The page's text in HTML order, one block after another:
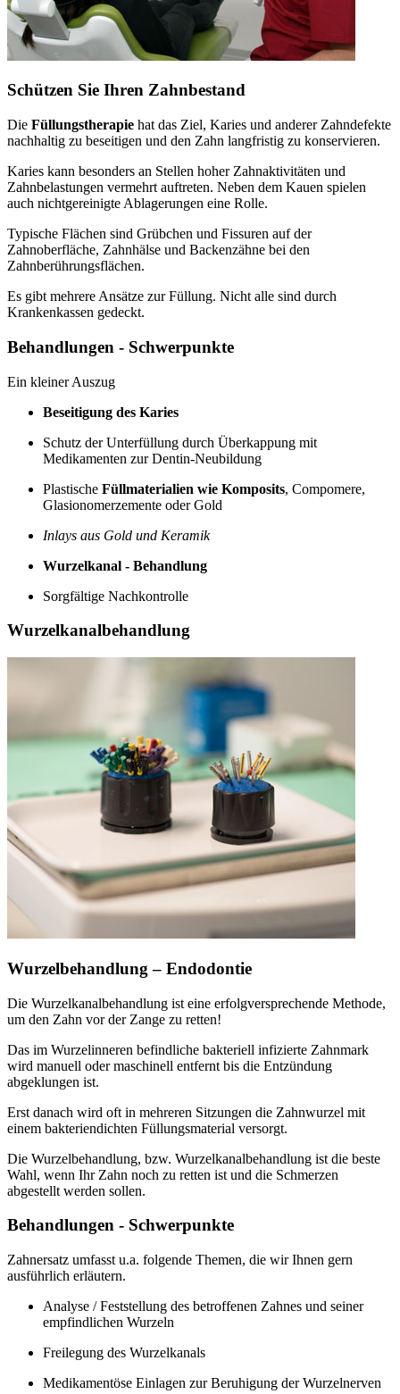
Schützen Sie Ihren Zahnbestand
Die Füllungstherapie hat das Ziel, Karies und anderer Zahndefekte
nachhaltig zu beseitigen und den Zahn langfristig zu konservieren.
Karies kann besonders an Stellen hoher Zahnaktivitäten und
Zahnbelastungen vermehrt auftreten. Neben dem Kauen spielen
auch nichtgereinigte Ablagerungen eine Rolle.
Typische Flächen sind Grübchen und Fissuren auf der
Zahnoberfläche, Zahnhälse und Backenzähne bei den
Zahnberührungsflächen.
Es gibt mehrere Ansätze zur Füllung. Nicht alle sind durch
Krankenkassen gedeckt.
Behandlungen - Schwerpunkte
Ein kleiner Auszug
Beseitigung des Karies
Schutz der Unterfüllung durch Überkappung mit
Medikamenten zur Dentin-Neubildung
Plastische Füllmaterialien wie Komposits, Compomere,
Glasionomerzemente oder Gold
Inlays aus Gold und Keramik
Wurzelkanal - Behandlung
Sorgfältige Nachkontrolle
Wurzelkanalbehandlung
Wurzelbehandlung – Endodontie
Die Wurzelkanalbehandlung ist eine erfolgversprechende Methode,
um den Zahn vor der Zange zu retten!
Das im Wurzelinneren befindliche bakteriell infizierte Zahnmark
wird manuell oder maschinell entfernt bis die Entzündung
abgeklungen ist.
Erst danach wird oft in mehreren Sitzungen die Zahnwurzel mit
einem bakteriendichten Füllungsmaterial versorgt.
Die Wurzelbehandlung, bzw. Wurzelkanalbehandlung ist die beste
Wahl, wenn Ihr Zahn noch zu retten ist und die Schmerzen
abgestellt werden sollen.
Behandlungen - Schwerpunkte
Zahnersatz umfasst u.a. folgende Themen, die wir Ihnen gern
ausführlich erläutern.
Analyse / Feststellung des betroffenen Zahnes und seiner
empfindlichen Wurzeln
Freilegung des Wurzelkanals
Medikamentöse Einlagen zur Beruhigung der Wurzelnerven